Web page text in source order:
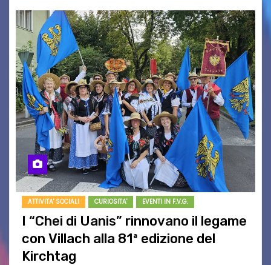
ATTIVITA' SOCIALI CURIOSITA' EVENTI IN F.V.G.
I “Chei di Uanis” rinnovano il legame
con Villach alla 81ª edizione del
Kirchtag